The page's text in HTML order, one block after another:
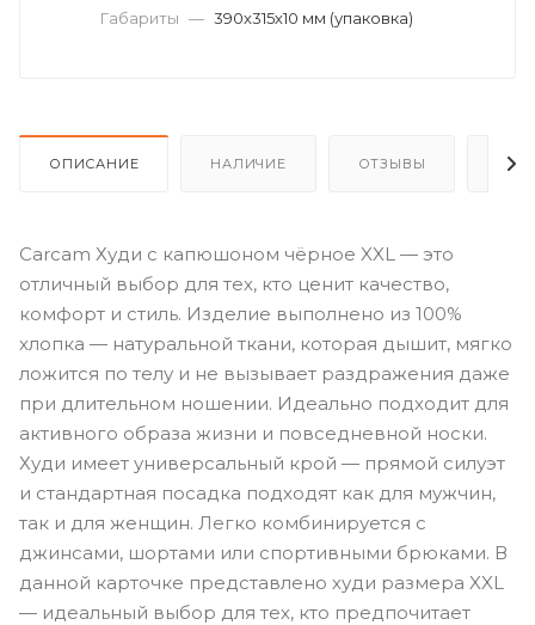
Габариты — 390х315х10 мм (упаковка)
ОПИСАНИЕ НАЛИЧИЕ ОТЗЫВЫ
Carcam Худи c капюшоном чёрное XXL — это
отличный выбор для тех, кто ценит качество,
комфорт и стиль. Изделие выполнено из 100%
хлопка — натуральной ткани, которая дышит, мягко
ложится по телу и не вызывает раздражения даже
при длительном ношении. Идеально подходит для
активного образа жизни и повседневной носки.
Худи имеет универсальный крой — прямой силуэт
и стандартная посадка подходят как для мужчин,
так и для женщин. Легко комбинируется с
джинсами, шортами или спортивными брюками. В
данной карточке представлено худи размера XXL
— идеальный выбор для тех, кто предпочитает